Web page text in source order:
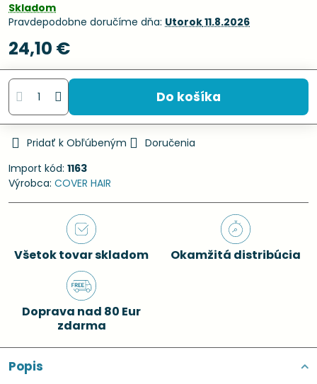
Skladom
Pravdepodobne doručíme dňa: Utorok11.8.2026
24,10 €
Do košíka
Pridať k Obľúbeným
Doručenia
Import kód: 1163
Výrobca: COVER HAIR
Všetok tovar skladom Okamžitá distribúcia
Doprava nad 80 Eur
zdarma
Popis